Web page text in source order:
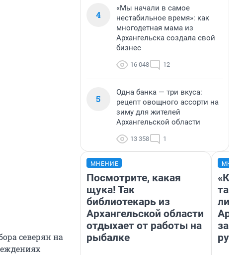
северян на
4
«Мы начали в самое
нестабильное время»: как
многодетная мама из
Архангельска создала свой
бизнес
16 048 12
5
Одна банка — три вкуса:
рецепт овощного ассорти на
зиму для жителей
Архангельской области
13 358 1
МНЕНИЕ
Посмотрите, какая
щука! Так
библиотекарь из
Архангельской области
отдыхает от работы на
рыбалке
такое
ли
за